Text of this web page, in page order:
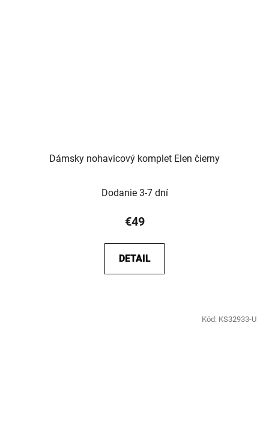
Dámsky nohavicový komplet Elen čierny
Dodanie 3-7 dní
€49
DETAIL
Kód: KS32933-U